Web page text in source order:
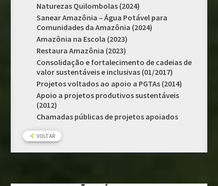
COMO APRESENTAR PROJETOS
Chamadas públicas
Documentos de suporte
PRÊMIO FUNDO AMAZÔNIA
MONITORAMENTO E AVALIAÇÃO
Fundo Amazônia em números
Resultados e impactos
Salvaguardas de REDD+
Avaliações externas
Naturezas Quilombolas (2024)
Sanear Amazônia – Água Potável para
Comunidades da Amazônia (2024)
Amazônia na Escola (2023)
Restaura Amazônia (2023)
Consolidação e fortalecimento de cadeias de
valor sustentáveis e inclusivas (01/2017)
Projetos voltados ao apoio a PGTAs (2014)
Apoio a projetos produtivos sustentáveis
(2012)
Chamadas públicas de projetos apoiados
VOLTAR